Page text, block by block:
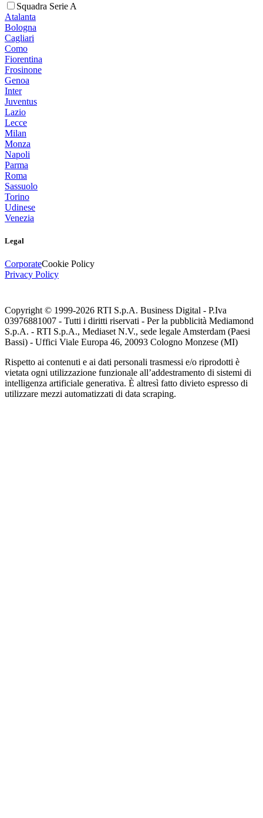
Squadra Serie A
Atalanta
Bologna
Cagliari
Como
Fiorentina
Frosinone
Genoa
Inter
Juventus
Lazio
Lecce
Milan
Monza
Napoli
Parma
Roma
Sassuolo
Torino
Udinese
Venezia
Legal
CorporateCookie Policy
Privacy Policy
Copyright © 1999-2026 RTI S.p.A. Business Digital - P.Iva
03976881007 - Tutti i diritti riservati - Per la pubblicità Mediamond
S.p.A. - RTI S.p.A., Mediaset N.V., sede legale Amsterdam (Paesi
Bassi) - Uffici Viale Europa 46, 20093 Cologno Monzese (MI)
Rispetto ai contenuti e ai dati personali trasmessi e/o riprodotti è
vietata ogni utilizzazione funzionale all’addestramento di sistemi di
intelligenza artificiale generativa. È altresì fatto divieto espresso di
utilizzare mezzi automatizzati di data scraping.